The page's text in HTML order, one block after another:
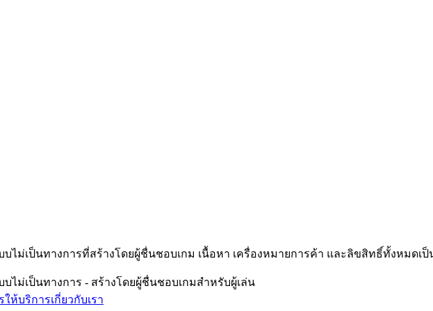
บบไม่เป็นทางการที่สร้างโดยผู้ชื่นชอบเกม เนื้อหา เครื่องหมายการค้า และลิขสิทธิ์ทั้งหมดเป็
บไม่เป็นทางการ - สร้างโดยผู้ชื่นชอบเกมสำหรับผู้เล่น
ห้บริการเกี่ยวกับเรา